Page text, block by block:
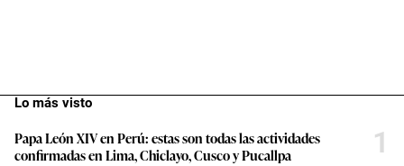
Lo más visto
Papa León XIV en Perú: estas son todas las actividades
confirmadas en Lima, Chiclayo, Cusco y Pucallpa
1